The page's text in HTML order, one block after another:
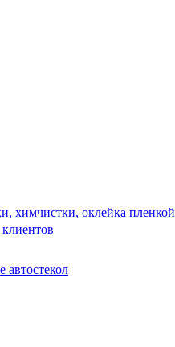
химчистки, оклейка
автостекол